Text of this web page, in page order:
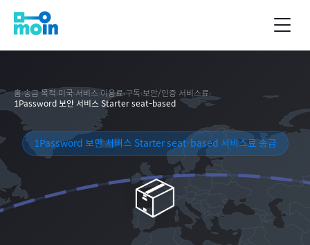
홈›송금 목적›미국›서비스 이용료›구독›보안/인증 서비스료›
1Password 보안 서비스 Starter seat-based
1Password 보안 서비스 Starter seat-based 서비스료 송금
📦